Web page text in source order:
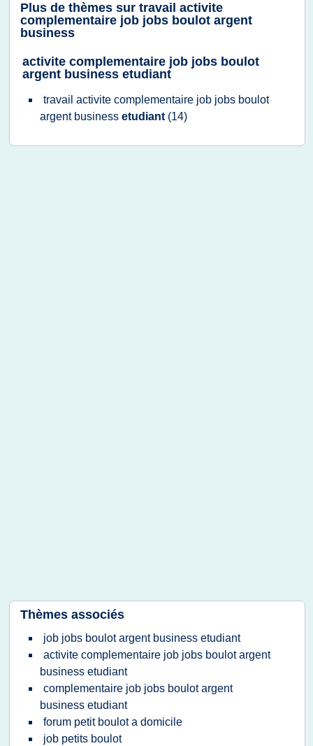
Plus de thèmes sur travail activite
complementaire job jobs boulot argent
business
activite complementaire job jobs boulot
argent business etudiant
travail activite complementaire job jobs boulot
argent business etudiant (14)
Thèmes associés
job jobs boulot argent business etudiant
activite complementaire job jobs boulot argent
business etudiant
complementaire job jobs boulot argent
business etudiant
forum petit boulot a domicile
job petits boulot